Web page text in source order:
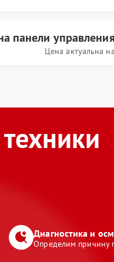
панели управления
Цена актуальна
Диагностика и
Определим причину